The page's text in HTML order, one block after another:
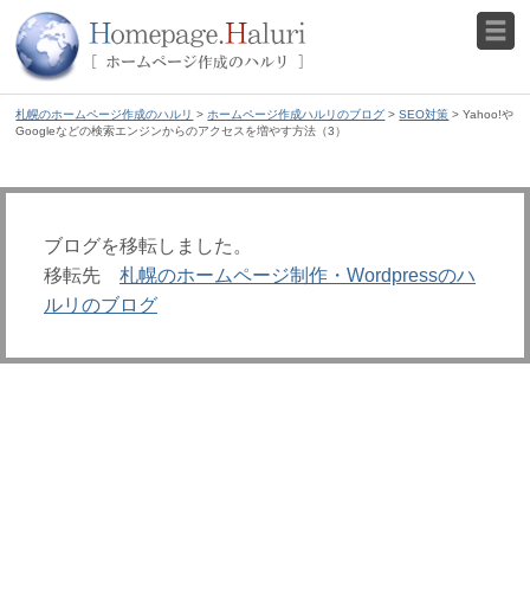
札幌のホームページ作成のハルリ > ホームページ作成ハルリのブログ >SEO対策 > Yahoo!や
Googleなどの検索エンジンからのアクセスを増やす方法（3）
ブログを移転しました。
移転先 札幌のホームページ制作・Wordpressのハ
ルリのブログ